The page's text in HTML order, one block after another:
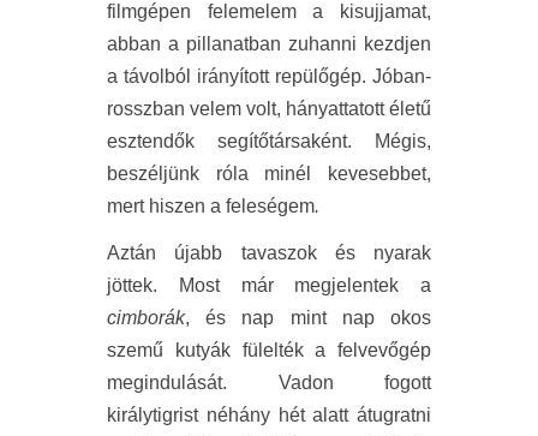
filmgépen felemelem a kisujjamat,
abban a pillanatban zuhanni kezdjen
a távolból irányított repülőgép. Jóban-
rosszban velem volt, hányattatott életű
esztendők segítőtársaként. Mégis,
beszéljünk róla minél kevesebbet,
mert hiszen a feleségem.
Aztán újabb tavaszok és nyarak
jöttek. Most már megjelentek a
cimborák, és nap mint nap okos
szemű kutyák fülelték a felvevőgép
megindulását. Vadon fogott
királytigrist néhány hét alatt átugratni